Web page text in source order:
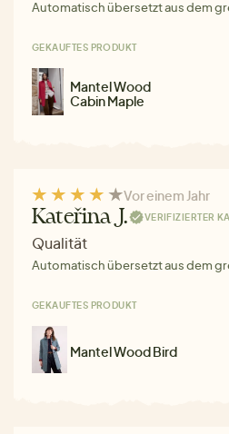
Automatisch übersetzt aus dem
GEKAUFTES PRODUKT
Mantel Wood
Cabin Maple
Vor einem Jahr
Kateřina J. VERIFIZIERTER
Qualität
Automatisch übersetzt aus dem
GEKAUFTES PRODUKT
Mantel Wood Bird